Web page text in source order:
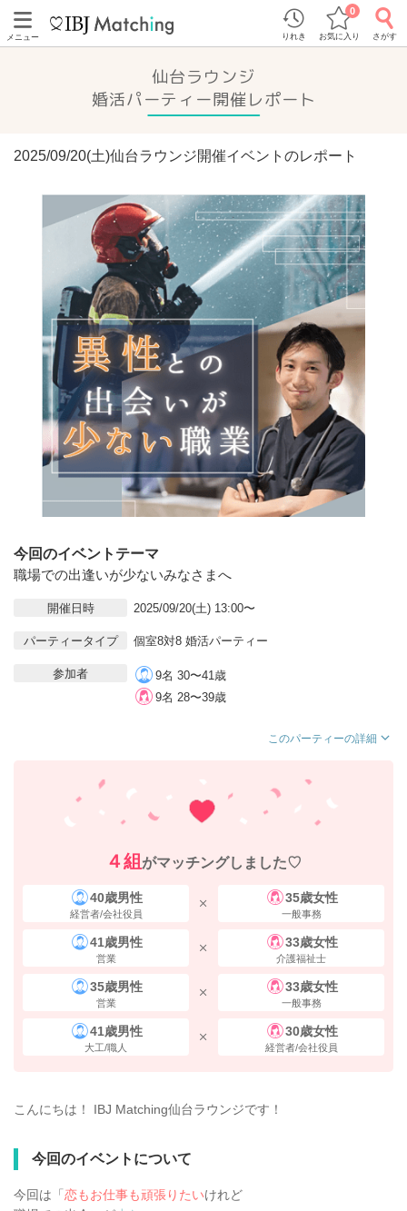
メニュー りれき お気に入り
0
さがす
仙台ラウンジ
婚活パーティー開催レポート
2025/09/20(土)仙台ラウンジ開催イベントのレポート
今回のイベントテーマ
職場での出逢いが少ないみなさまへ
開催日時 2025/09/20(土) 13:00〜
パーティータイプ 個室8対8 婚活パーティー
参加者
9名 30〜41歳
9名 28〜39歳
このパーティーの詳細
４組 がマッチングしました♡
40歳男性
経営者/会社役員
35歳女性
一般事務
41歳男性
営業
33歳女性
介護福祉士
35歳男性
営業
33歳女性
一般事務
41歳男性
大工/職人
30歳女性
経営者/会社役員
こんにちは！ IBJ Matching仙台ラウンジです！
今回のイベントについて
今回は「 恋もお仕事も頑張りたいけれど